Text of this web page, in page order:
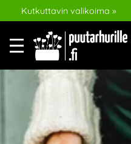
Kutkuttavin valikoima »